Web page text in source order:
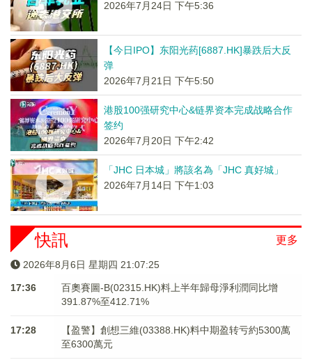
2026年7月24日 下午5:36
【今日IPO】东阳光药[6887.HK]暴跌后大反
弹
2026年7月21日 下午5:50
港股100强研究中心&链界资本完成战略合作
签约
2026年7月20日 下午2:42
「JHC 日本城」將該名為「JHC 真好城」
2026年7月14日 下午1:03
更多
快訊
2026年8月6日 星期四 21:07:25
17:36
百奧賽圖-B(02315.HK)料上半年歸母淨利潤同比增
391.87%至412.71%
17:28
【盈警】創想三維(03388.HK)料中期盈转亏約5300萬
至6300萬元